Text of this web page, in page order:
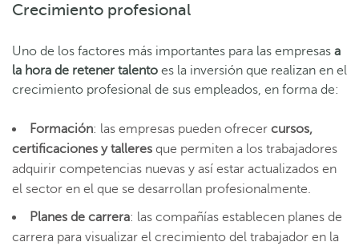
Crecimiento profesional
Uno de los factores más importantes para las empresas a
la hora de retener talento es la inversión que realizan en el
crecimiento profesional de sus empleados, en forma de:
Formación: las empresas pueden ofrecer cursos,
certificaciones y talleres que permiten a los trabajadores
adquirir competencias nuevas y así estar actualizados en
el sector en el que se desarrollan profesionalmente.
Planes de carrera: las compañías establecen planes de
carrera para visualizar el crecimiento del trabajador en la